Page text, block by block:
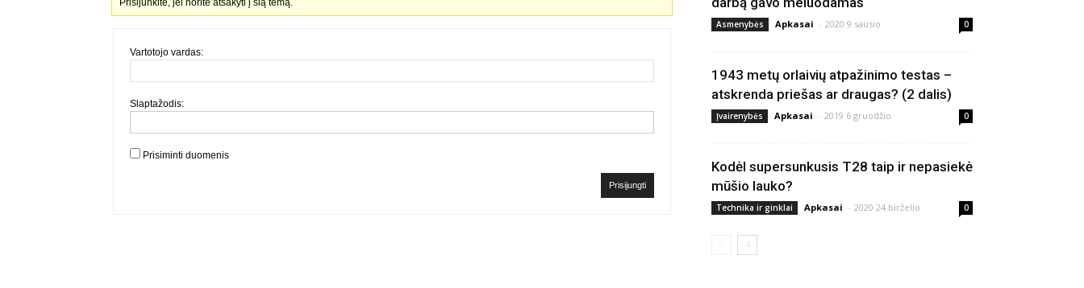
Prisijunkite, jei norite atsakyti į šią temą.
Vartotojo vardas:
Slaptažodis:
Prisiminti duomenis
Prisijungti
Asmenybės Apkasai - 2020 9 sausio 0
1943 metų orlaivių atpažinimo testas –
atskrenda priešas ar draugas? (2 dalis)
Įvairenybės Apkasai - 2019 6 gruodžio 0
Kodėl supersunkusis T28 taip ir nepasiekė
mūšio lauko?
Technika ir ginklai Apkasai - 2020 24 birželio 0